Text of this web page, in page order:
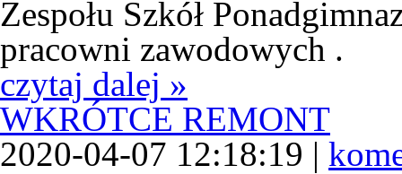
Zespołu Szkół
pracowni zawodowych .
czytaj dalej »
WKRÓTCE REMONT
2020-04-07 12:18:19 |